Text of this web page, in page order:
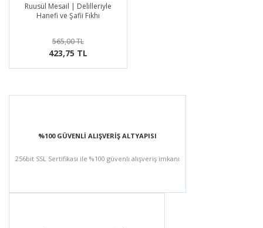
Ruusül Mesail | Delilleriyle
Hanefi ve Şafii Fıkhı
565,00 TL
423,75 TL
%100 GÜVENLİ ALIŞVERİŞ ALTYAPISI
256bit SSL Sertifikası ile %100 güvenli alışveriş imkanı